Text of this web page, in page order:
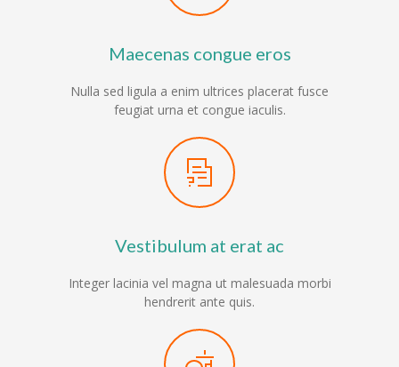
Maecenas congue eros
Nulla sed ligula a enim ultrices placerat fusce
feugiat urna et congue iaculis.
Vestibulum at erat ac
Integer lacinia vel magna ut malesuada morbi
hendrerit ante quis.